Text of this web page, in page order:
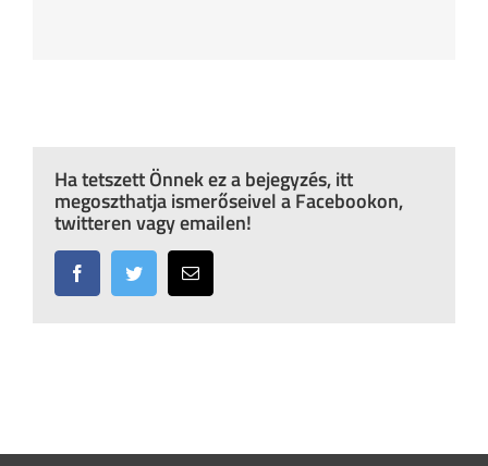
Ha tetszett Önnek ez a bejegyzés, itt
megoszthatja ismerőseivel a Facebookon,
twitteren vagy emailen!
FacebookTwitter Email: